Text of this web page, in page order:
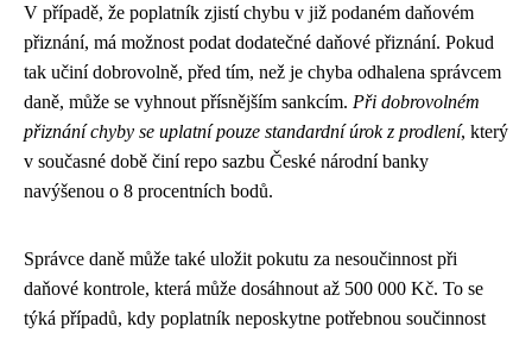
V případě, že poplatník zjistí chybu v již podaném daňovém
přiznání, má možnost podat dodatečné daňové přiznání. Pokud
tak učiní dobrovolně, před tím, než je chyba odhalena správcem
daně, může se vyhnout přísnějším sankcím. Při dobrovolném
přiznání chyby se uplatní pouze standardní úrok z prodlení, který
v současné době činí repo sazbu České národní banky
navýšenou o 8 procentních bodů.
Správce daně může také uložit pokutu za nesoučinnost při
daňové kontrole, která může dosáhnout až 500 000 Kč. To se
týká případů, kdy poplatník neposkytne potřebnou součinnost